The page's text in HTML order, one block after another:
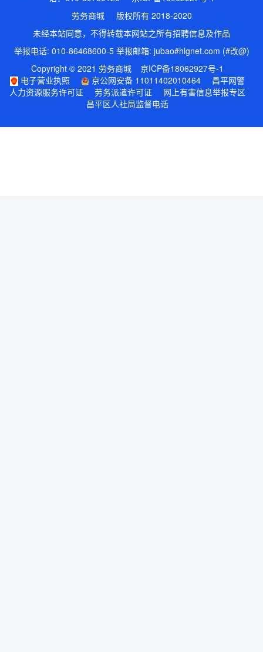
劳务商城 版权所有 2018-2020
未经本站同意，不得转载本网站之所有招聘信息及作品
举报电话: 010-86468600-5 举报邮箱: jubao#hlgnet.com (#改@)
Copyright © 2021 劳务商城
京ICP备18062927号-1
电子营业执照
京公网安备 11011402010464
昌平网警
人力资源服务许可证
劳务派遣许可证
网上有害信息举报专区
昌平区人社局监督电话